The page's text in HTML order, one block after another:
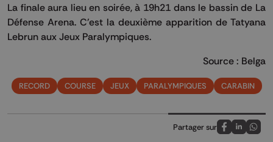
La finale aura lieu en soirée, à 19h21 dans le bassin de La
Défense Arena. C'est la deuxième apparition de Tatyana
Lebrun aux Jeux Paralympiques.
Source : Belga
RECORD COURSE JEUX PARALYMPIQUES CARABIN
Partager sur
Partagez sur
Partagez